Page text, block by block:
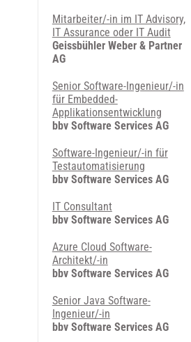
Mitarbeiter/-in im IT Advisory,
IT Assurance oder IT Audit
Geissbühler Weber & Partner
AG
Senior Software-Ingenieur/-in
für Embedded-
Applikationsentwicklung
bbv Software Services AG
Software-Ingenieur/-in für
Testautomatisierung
bbv Software Services AG
IT Consultant
bbv Software Services AG
Azure Cloud Software-
Architekt/-in
bbv Software Services AG
Senior Java Software-
Ingenieur/-in
bbv Software Services AG